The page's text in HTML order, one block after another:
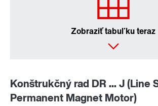
Zobraziť tabuľku teraz
Konštrukčný rad DR ... J (Line
Permanent Magnet Motor)